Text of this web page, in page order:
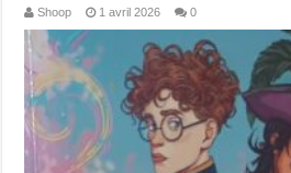
Shoop 1 avril 2026 0